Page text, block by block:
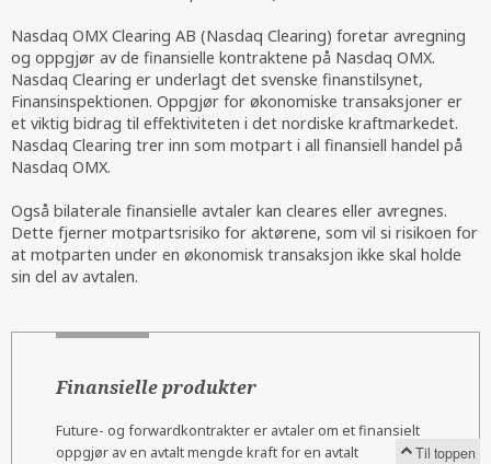
Nasdaq OMX Clearing AB (Nasdaq Clearing) foretar avregning
og oppgjør av de finansielle kontraktene på Nasdaq OMX.
Nasdaq Clearing er underlagt det svenske finanstilsynet,
Finansinspektionen. Oppgjør for økonomiske transaksjoner er
et viktig bidrag til effektiviteten i det nordiske kraftmarkedet.
Nasdaq Clearing trer inn som motpart i all finansiell handel på
Nasdaq OMX.
Også bilaterale finansielle avtaler kan cleares eller avregnes.
Dette fjerner motpartsrisiko for aktørene, som vil si risikoen for
at motparten under en økonomisk transaksjon ikke skal holde
sin del av avtalen.
Finansielle produkter
Future- og forwardkontrakter er avtaler om et finansielt
oppgjør av en avtalt mengde kraft for en avtalt
Til toppen